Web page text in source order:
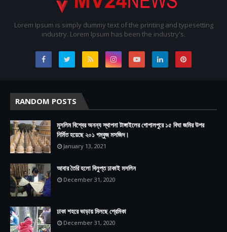
Lorem Ipsum is simply dummy text of the printing and typesetting
industry. Lorem Ipsum has been the industry's.
RANDOM POSTS
মুসলিম বিশ্বের অনন্য স্থাপনা টাঙ্গাইলের গোপালপুরে ১৫ বিঘা জমির উপর
নির্মিত হয়েছে ২০১ গম্বুজ মসজিদ।
January 13, 2021
আবার তৈরি হলো বিলুপ্ত ঢাকাই মসলিন
December 31, 2020
ঢাকা শহরে ভাড়ায় মিলছে প্রেমিকা
December 31, 2020